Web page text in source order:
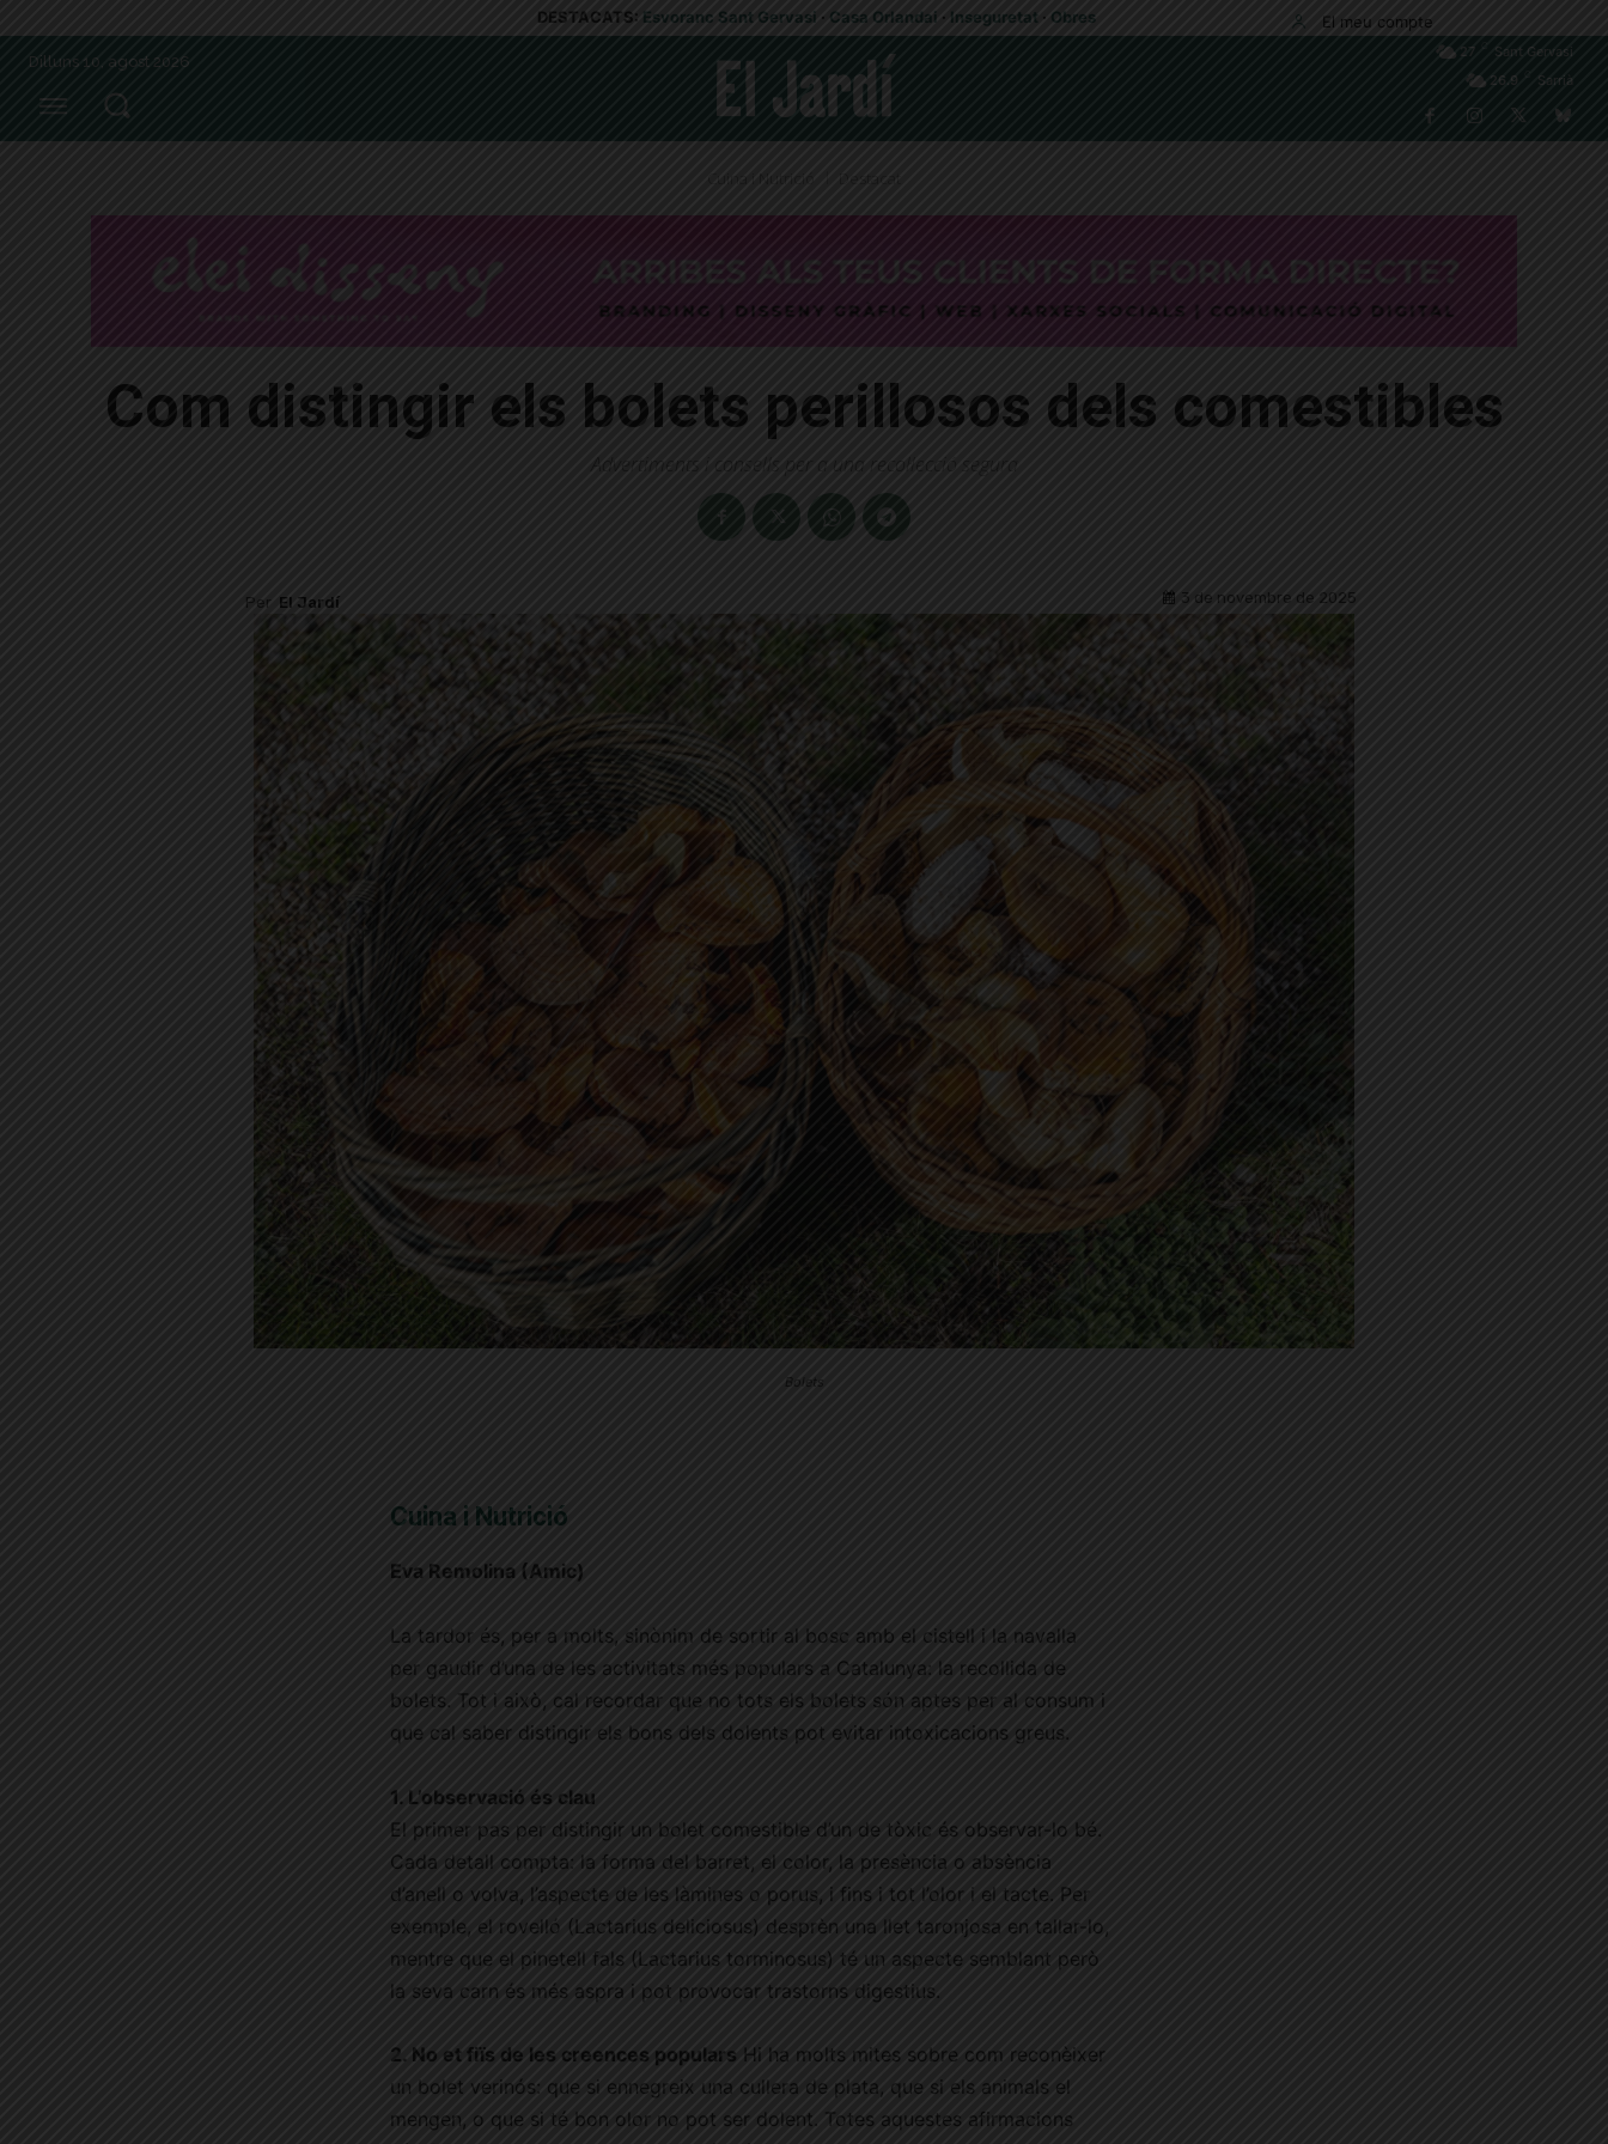
DESTACATS: Esvoranc Sant Gervasi · Casa Orlandai · Inseguretat · Obres El meu compte
Dilluns 10, agost 2026
27
Sant Gervasi
26.9
Sarrià
Destacat
Com distingir els bolets perillosos dels comestibles
Advertiments i consells per a una recol·lecció segura
Per El Jardí 3 de novembre de 2025
Bolets
Cuina i Nutrició
Eva Remolina (Amic)
La tardor és, per a molts, sinònim de sortir al bosc amb el cistell i la navalla
per gaudir d’una de les activitats més populars a Catalunya: la recollida de
bolets. Tot i això, cal recordar que no tots els bolets són aptes per al consum i
que cal saber distingir els bons dels dolents pot evitar intoxicacions greus.
1. L’observació és clau
El primer pas per distingir un bolet comestible d’un de tòxic és observar-lo bé.
Cada detall compta: la forma del barret, el color, la presència o absència
d’anell o volva, l’aspecte de les làmines o porus, i fins i tot l’olor i el tacte. Per
exemple, el rovelló (Lactarius deliciosus) desprèn una llet taronjosa en tallar-lo,
mentre que el pinetell fals (Lactarius torminosus) té un aspecte semblant però
la seva carn és més aspra i pot provocar trastorns digestius.
2. No et fiïs de les creences populars Hi ha molts mites sobre com reconèixer
un bolet verinós: que si ennegreix una cullera de plata, que si els animals el
mengen, o que si té bon olor no pot ser dolent. Totes aquestes afirmacions